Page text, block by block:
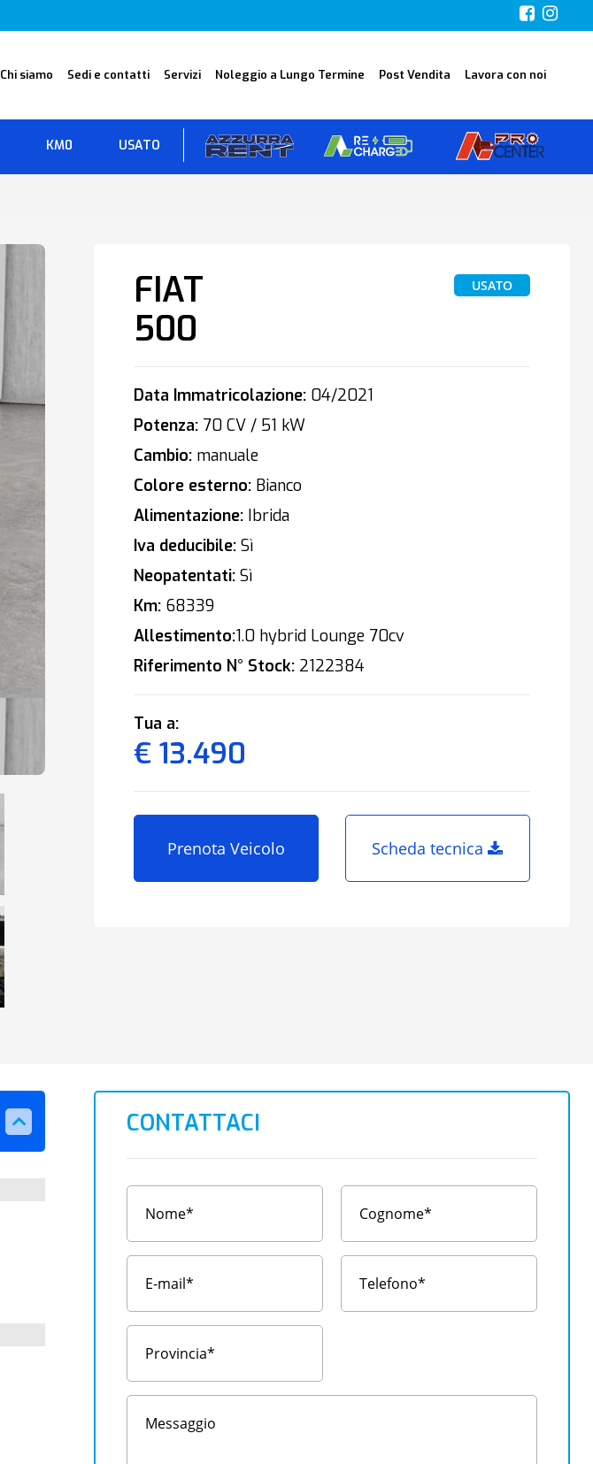
Chi siamo Sedi e contatti Servizi Noleggio a Lungo Termine Post Vendita Lavora con noi
KM0 USATO
FIAT
500
USATO
Data Immatricolazione:04/2021
Potenza:70 CV / 51 kW
Cambio:manuale
Colore esterno:Bianco
Alimentazione:Ibrida
Iva deducibile:Sì
Neopatentati:Sì
Km:68339
Allestimento:1.0 hybrid Lounge 70cv
Riferimento N° Stock:2122384
Tua a:
€ 13.490
Prenota Veicolo Scheda tecnica
CONTATTACI